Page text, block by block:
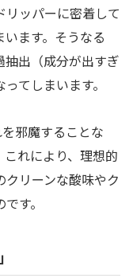
ッパーに密着して
ます。そうなる
抽出（成分が出すぎ
てしまいます。
邪魔することな
れにより、理想的
リーンな酸味やク
す。